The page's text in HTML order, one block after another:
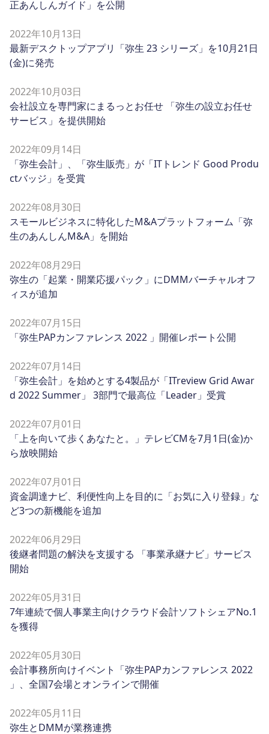
正あんしんガイド」を公開
2022年10月13日
最新デスクトップアプリ「弥生 23 シリーズ」を10月21日
(金)に発売
2022年10月03日
会社設立を専門家にまるっとお任せ 「弥生の設立お任せ
サービス」を提供開始
2022年09月14日
「弥生会計」、「弥生販売」が「ITトレンド Good Produ
ctバッジ」を受賞
2022年08月30日
スモールビジネスに特化したM&Aプラットフォーム「弥
生のあんしんM&A」を開始
2022年08月29日
弥生の「起業・開業応援パック」にDMMバーチャルオフ
ィスが追加
2022年07月15日
「弥生PAPカンファレンス 2022 」開催レポート公開
2022年07月14日
「弥生会計」を始めとする4製品が「ITreview Grid Awar
d 2022 Summer」 3部門で最高位「Leader」受賞
2022年07月01日
「上を向いて歩くあなたと。」テレビCMを7月1日(金)か
ら放映開始
2022年07月01日
資金調達ナビ、利便性向上を目的に「お気に入り登録」な
ど3つの新機能を追加
2022年06月29日
後継者問題の解決を支援する 「事業承継ナビ」サービス
開始
2022年05月31日
7年連続で個人事業主向けクラウド会計ソフトシェアNo.1
を獲得
2022年05月30日
会計事務所向けイベント「弥生PAPカンファレンス 2022
」、全国7会場とオンラインで開催
2022年05月11日
弥生とDMMが業務連携